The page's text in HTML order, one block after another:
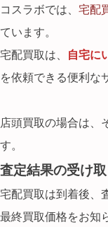
コスラボでは、 宅配
ています。
宅配買取は、
自宅に
を依頼できる便利な
店頭買取の場合は、
す。
査定結果の受け
宅配買取は到着後、
最終買取価格をお知